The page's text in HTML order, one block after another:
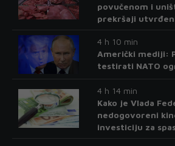
povučenom i
prekršaji
4 h 10 min
Američki mediji:
testirati NATO
4 h 14 min
Kako je Vlada
nedogovoreni
investiciju za